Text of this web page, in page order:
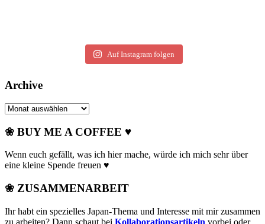
Auf Instagram folgen
Archive
Archive
❀ BUY ME A COFFEE ♥
Wenn euch gefällt, was ich hier mache, würde ich mich sehr über
eine kleine Spende freuen ♥
❀ ZUSAMMENARBEIT
Ihr habt ein spezielles Japan-Thema und Interesse mit mir zusammen
zu arbeiten? Dann schaut bei Kollaborationsartikeln vorbei oder